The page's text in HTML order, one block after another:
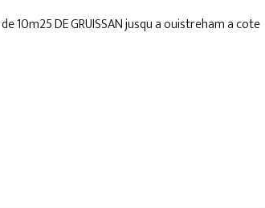
10m25 DE GRUISSAN jusqu a ouistreham a cote